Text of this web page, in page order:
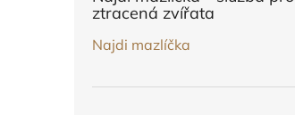
ztracená zvířata
Najdi mazlíčka